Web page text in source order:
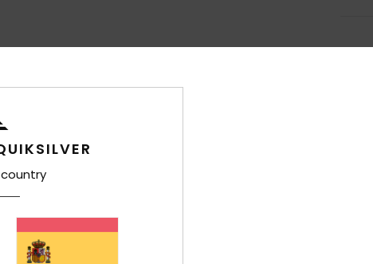
basado en31 reseñas verificadas
El 87% de nuestros clientes recomiendan este producto